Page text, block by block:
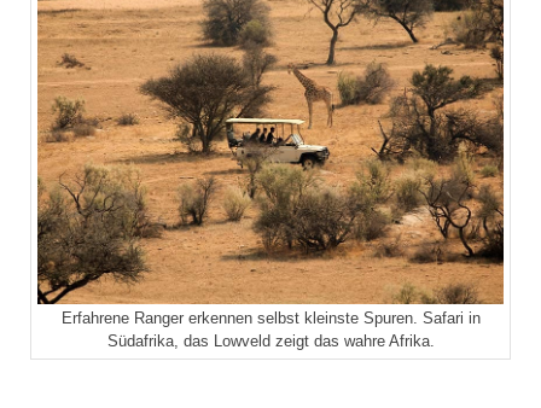
Erfahrene Ranger erkennen selbst kleinste Spuren. Safari in
Südafrika, das Lowveld zeigt das wahre Afrika.